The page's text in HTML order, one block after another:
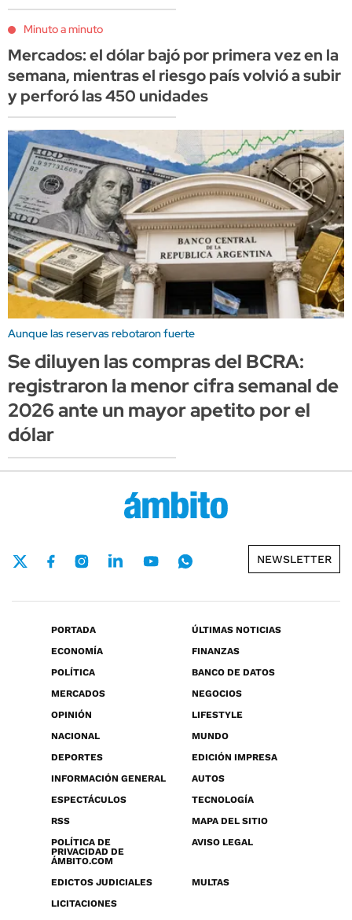
Minuto a minuto
Mercados: el dólar bajó por primera vez en la
semana, mientras el riesgo país volvió a subir
y perforó las 450 unidades
Aunque las reservas rebotaron fuerte
Se diluyen las compras del BCRA:
registraron la menor cifra semanal de
2026 ante un mayor apetito por el
dólar
NEWSLETTER
PORTADA
ÚLTIMAS NOTICIAS
ECONOMÍA
FINANZAS
POLÍTICA
BANCO DE DATOS
MERCADOS
NEGOCIOS
OPINIÓN
LIFESTYLE
NACIONAL
MUNDO
DEPORTES
EDICIÓN IMPRESA
INFORMACIÓN GENERAL
AUTOS
ESPECTÁCULOS
TECNOLOGÍA
RSS
MAPA DEL SITIO
POLÍTICA DE
PRIVACIDAD DE
ÁMBITO.COM
AVISO LEGAL
EDICTOS JUDICIALES
MULTAS
LICITACIONES